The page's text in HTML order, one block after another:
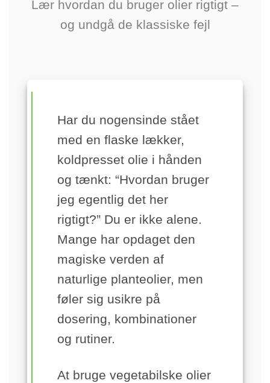
Lær hvordan du bruger olier rigtigt –
og undgå de klassiske fejl
Har du nogensinde stået
med en flaske lækker,
koldpresset olie i hånden
og tænkt: “Hvordan bruger
jeg egentlig det her
rigtigt?” Du er ikke alene.
Mange har opdaget den
magiske verden af
naturlige planteolier, men
føler sig usikre på
dosering, kombinationer
og rutiner.
At bruge vegetabilske olier